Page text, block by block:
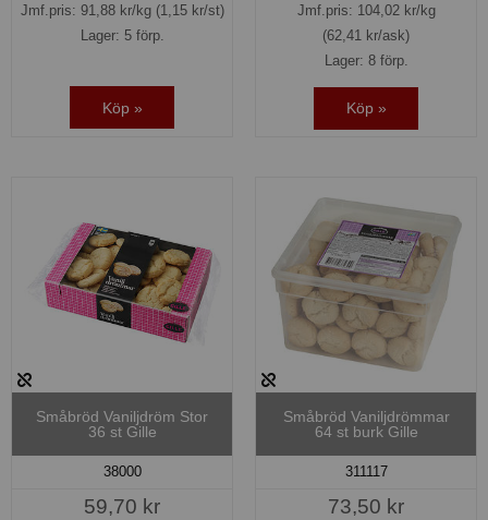
Jmf.pris: 91,88kr/kg (1,15 kr/st)
Lager: 5 förp.
Köp »
Jmf.pris: 104,02kr/kg
(62,41 kr/ask)
Lager: 8 förp.
Köp »
Småbröd Vaniljdröm Stor
36 st Gille
38000
59,70 kr
Småbröd Vaniljdrömmar
64 st burk Gille
311117
73,50 kr